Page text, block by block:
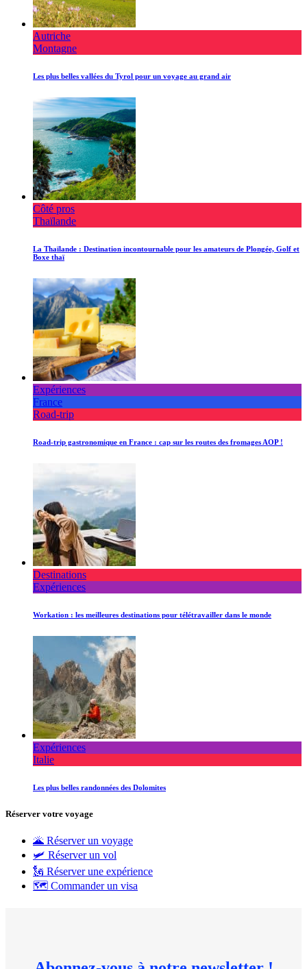
Autriche
Montagne
Les plus belles vallées du Tyrol pour un voyage au grand air
Côté pros
Thaïlande
La Thaïlande : Destination incontournable pour les amateurs de Plongée, Golf et
Boxe thaï
Expériences
France
Road-trip
Road-trip gastronomique en France : cap sur les routes des fromages AOP !
Destinations
Expériences
Workation : les meilleures destinations pour télétravailler dans le monde
Expériences
Italie
Les plus belles randonnées des Dolomites
Réserver votre voyage
🌋 Réserver un voyage
🛩 Réserver un vol
🗽 Réserver une expérience
🗺 Commander un visa